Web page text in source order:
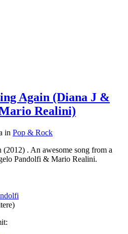
Again (Diana J &
Realini)
in Pop & Rock
. An awesome song from a
Pandolfi & Mario Realini.